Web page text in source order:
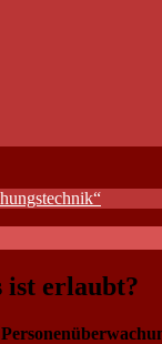
ist erlaubt?